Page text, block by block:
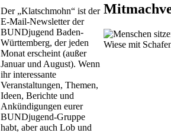
Der „Klatschmohn“ ist der
E-Mail-Newsletter der
BUNDjugend Baden-
Württemberg, der jeden
Monat erscheint (außer
Januar und August). Wenn
ihr interessante
Veranstaltungen, Themen,
Ideen, Berichte und
Ankündigungen eurer
BUNDjugend-Gruppe
habt, aber auch Lob und